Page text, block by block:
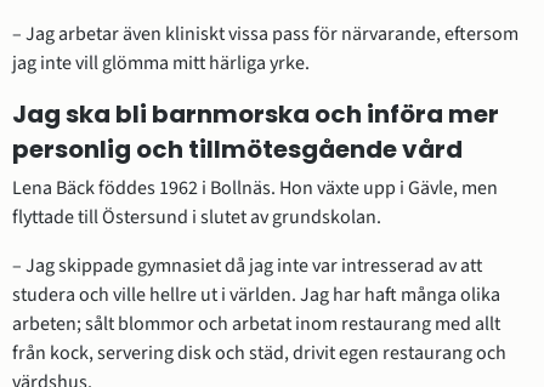
– Jag arbetar även kliniskt vissa pass för närvarande, eftersom
jag inte vill glömma mitt härliga yrke.
Jag ska bli barnmorska och införa mer
personlig och tillmötesgående vård
Lena Bäck föddes 1962 i Bollnäs. Hon växte upp i Gävle, men
flyttade till Östersund i slutet av grundskolan.
– Jag skippade gymnasiet då jag inte var intresserad av att
studera och ville hellre ut i världen. Jag har haft många olika
arbeten; sålt blommor och arbetat inom restaurang med allt
från kock, servering disk och städ, drivit egen restaurang och